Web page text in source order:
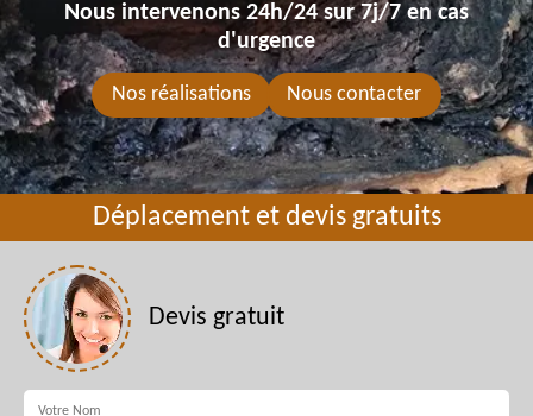
Nous intervenons 24h/24 sur 7j/7 en cas
d'urgence
Nos réalisations Nous contacter
Déplacement et devis gratuits
Devis gratuit